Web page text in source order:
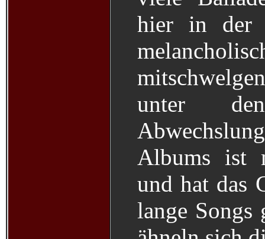
hier in der
unter
Albums ist
und hat das
lange Songs